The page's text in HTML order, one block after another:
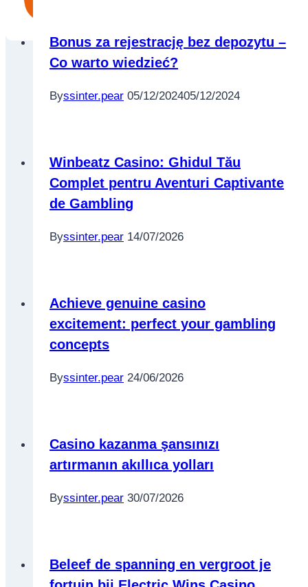
Bonus za rejestrację bez depozytu –
Co warto wiedzieć?
Byssinter.pear 05/12/202405/12/2024
Winbeatz Casino: Ghidul Tău
Complet pentru Aventuri Captivante
de Gambling
Byssinter.pear 14/07/2026
Achieve genuine casino
excitement: perfect your gambling
concepts
Byssinter.pear 24/06/2026
Casino kazanma şansınızı
artırmanın akıllıca yolları
Byssinter.pear 30/07/2026
Beleef de spanning en vergroot je